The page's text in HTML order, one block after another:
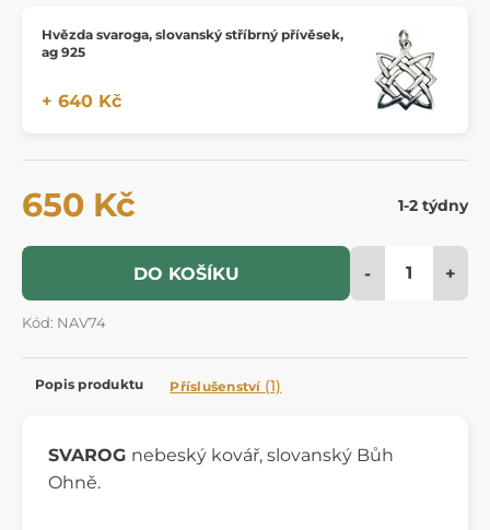
Hvězda svaroga, slovanský stříbrný přívěsek,
ag 925
+ 640 Kč
650 Kč 1-2 týdny
DO KOŠÍKU - +
Kód: NAV74
Popis produktu Příslušenství (1)
SVAROG nebeský kovář, slovanský Bůh
Ohně.